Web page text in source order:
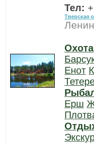
Тел:
Тверская
Охота
Енот
Ерш